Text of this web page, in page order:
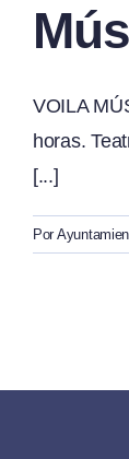
VOILA
horas.
[...]
Por